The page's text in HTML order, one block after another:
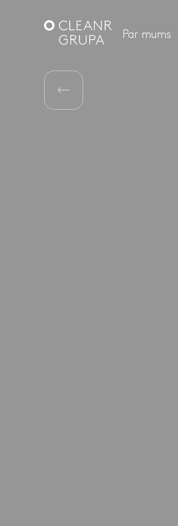
Par mums